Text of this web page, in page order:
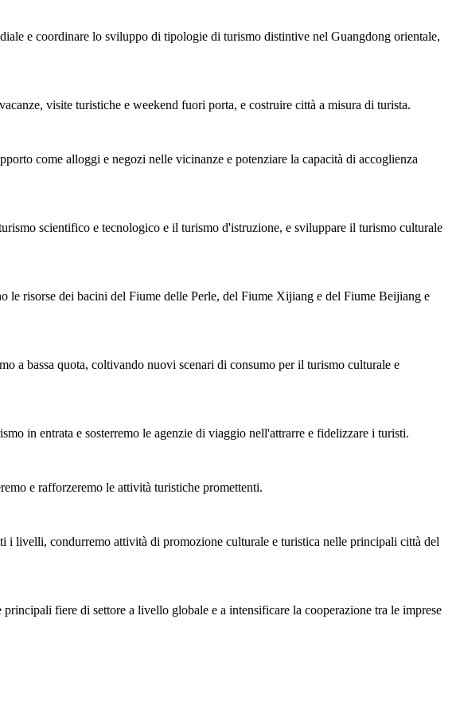
e coordinare lo sviluppo di tipologie di turismo distintive nel Guangdong orientale,
visite turistiche e weekend fuori porta, e costruire città a misura di turista.
come alloggi e negozi nelle vicinanze e potenziare la capacità di accoglienza
scientifico e tecnologico e il turismo d'istruzione, e sviluppare il turismo culturale
risorse dei bacini del Fiume delle Perle, del Fiume Xijiang e del Fiume Beijiang e
a bassa quota, coltivando nuovi scenari di consumo per il turismo culturale e
in entrata e sosterremo le agenzie di viaggio nell'attrarre e fidelizzare i turisti.
e rafforzeremo le attività turistiche promettenti.
livelli, condurremo attività di promozione culturale e turistica nelle principali città del
fiere di settore a livello globale e a intensificare la cooperazione tra le imprese